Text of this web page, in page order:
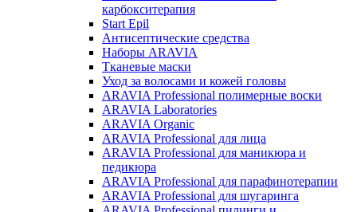
карбокситерапия
Start Epil
Антисептические средства
Наборы ARAVIA
Тканевые маски
Уход за волосами и кожей головы
ARAVIA Professional полимерные воски
ARAVIA Laboratories
ARAVIA Organic
ARAVIA Professional для лица
ARAVIA Professional для маникюра и
педикюра
ARAVIA Professional для парафинотерапии
ARAVIA Professional для шугаринга